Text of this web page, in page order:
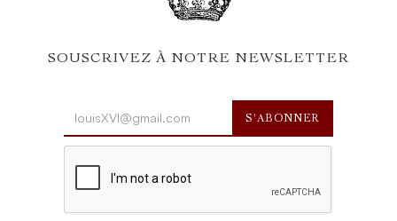
SOUSCRIVEZ À NOTRE NEWSLETTER